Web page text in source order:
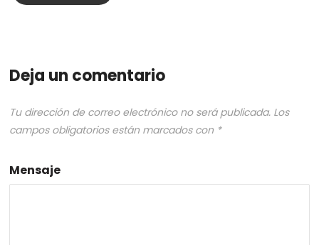
Deja un comentario
Tu dirección de correo electrónico no será publicada. Los
campos obligatorios están marcados con *
Mensaje